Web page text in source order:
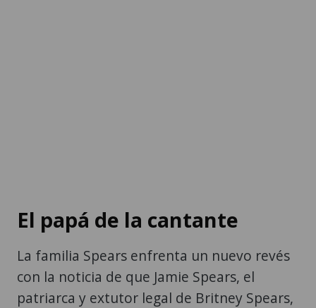
El papá de la cantante
La familia Spears enfrenta un nuevo revés
con la noticia de que Jamie Spears, el
patriarca y extutor legal de Britney Spears,